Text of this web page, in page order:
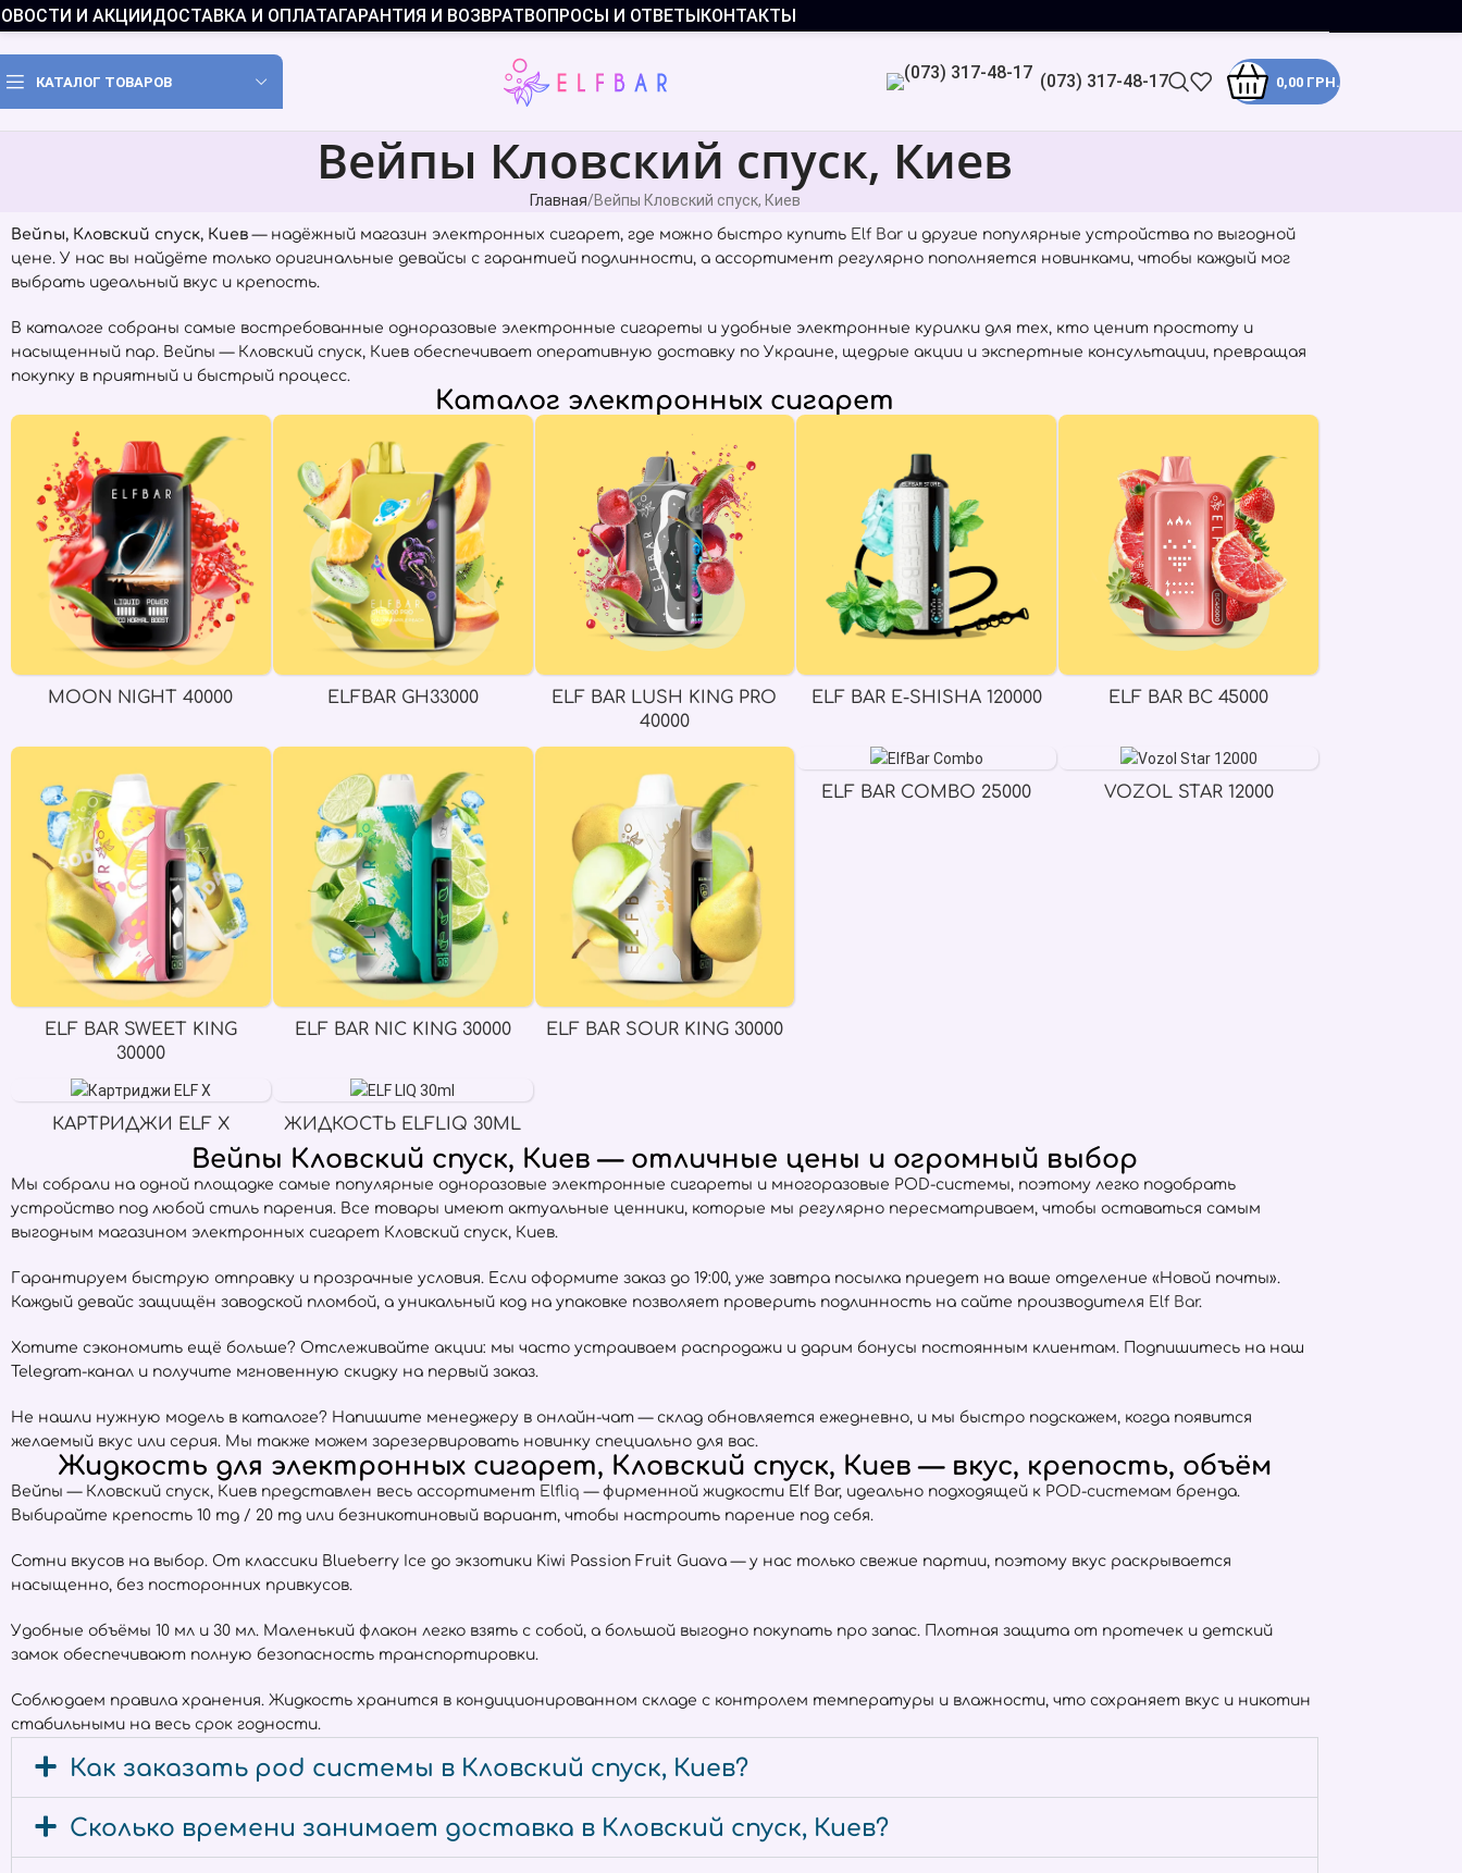
И АКЦИИДОСТАВКА И ОПЛАТАГАРАНТИЯ И ВОЗВРАТВОПРОСЫ И ОТВЕТЫКОНТАКТЫ
КАТАЛОГ ТОВАРОВ (073) 317-48-17 0,00 ГРН.
Вейпы Кловский спуск, Киев
Главная Вейпы Кловский спуск, Киев
Вейпы, Кловский спуск, Киев — надёжный магазин электронных сигарет, где можно быстро купить Elf Bar и другие популярные устройства по выгодной
цене. У нас вы найдёте только оригинальные девайсы с гарантией подлинности, а ассортимент регулярно пополняется новинками, чтобы каждый мог
выбрать идеальный вкус и крепость.
В каталоге собраны самые востребованные одноразовые электронные сигареты и удобные электронные курилки для тех, кто ценит простоту и
насыщенный пар. Вейпы — Кловский спуск, Киев обеспечивает оперативную доставку по Украине, щедрые акции и экспертные консультации, превращая
покупку в приятный и быстрый процесс.
Каталог электронных сигарет
MOON NIGHT 40000 ELFBAR GH33000
ELF BAR LUSH KING PRO
40000
ELF BAR E-SHISHA 120000 ELF BAR BC 45000
ELF BAR SWEET KING
30000
ELF BAR NIC KING 30000 ELF BAR SOUR KING 30000
ELF BAR COMBO 25000 VOZOL STAR 12000
КАРТРИДЖИ ELF X ЖИДКОСТЬ ELFLIQ 30ML
Вейпы Кловский спуск, Киев — отличные цены и огромный выбор
Мы собрали на одной площадке самые популярные одноразовые электронные сигареты и многоразовые POD-системы, поэтому легко подобрать
устройство под любой стиль парения. Все товары имеют актуальные ценники, которые мы регулярно пересматриваем, чтобы оставаться самым
выгодным магазином электронных сигарет Кловский спуск, Киев.
Гарантируем быструю отправку и прозрачные условия. Если оформите заказ до 19:00, уже завтра посылка приедет на ваше отделение «Новой почты».
Каждый девайс защищён заводской пломбой, а уникальный код на упаковке позволяет проверить подлинность на сайте производителя Elf Bar.
Хотите сэкономить ещё больше? Отслеживайте акции: мы часто устраиваем распродажи и дарим бонусы постоянным клиентам. Подпишитесь на наш
Telegram-канал и получите мгновенную скидку на первый заказ.
Не нашли нужную модель в каталоге? Напишите менеджеру в онлайн-чат — склад обновляется ежедневно, и мы быстро подскажем, когда появится
желаемый вкус или серия. Мы также можем зарезервировать новинку специально для вас.
Жидкость для электронных сигарет, Кловский спуск, Киев — вкус, крепость, объём
Вейпы — Кловский спуск, Киев представлен весь ассортимент Elfliq — фирменной жидкости Elf Bar, идеально подходящей к POD-системам бренда.
Выбирайте крепость 10 mg / 20 mg или безникотиновый вариант, чтобы настроить парение под себя.
Сотни вкусов на выбор. От классики Blueberry Ice до экзотики Kiwi Passion Fruit Guava — у нас только свежие партии, поэтому вкус раскрывается
насыщенно, без посторонних привкусов.
Удобные объёмы 10 мл и 30 мл. Маленький флакон легко взять с собой, а большой выгодно покупать про запас. Плотная защита от протечек и детский
замок обеспечивают полную безопасность транспортировки.
Соблюдаем правила хранения. Жидкость хранится в кондиционированном складе с контролем температуры и влажности, что сохраняет вкус и никотин
стабильными на весь срок годности.
Как заказать pod системы в Кловский спуск, Киев?
Сколько времени занимает доставка в Кловский спуск, Киев?